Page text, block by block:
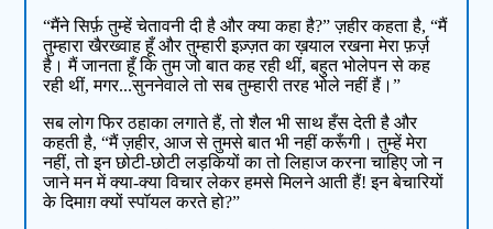
“मैंने सिर्फ़ तुम्हें चेतावनी दी है और क्या कहा है?” ज़हीर कहता है, “मैं
तुम्हारा खैरख्वाह हूँ और तुम्हारी इज़्ज़त का ख़याल रखना मेरा फ़र्ज़
है। मैं जानता हूँ कि तुम जो बात कह रही थीं, बहुत भोलेपन से कह
रही थीं, मगर...सुननेवाले तो सब तुम्हारी तरह भोले नहीं हैं।”
सब लोग फिर ठहाका लगाते हैं, तो शैल भी साथ हँस देती है और
कहती है, “मैं ज़हीर, आज से तुमसे बात भी नहीं करूँगी। तुम्हें मेरा
नहीं, तो इन छोटी-छोटी लड़कियों का तो लिहाज करना चाहिए जो न
जाने मन में क्या-क्या विचार लेकर हमसे मिलने आती हैं! इन बेचारियों
के दिमाग़ क्यों स्पॉयल करते हो?”